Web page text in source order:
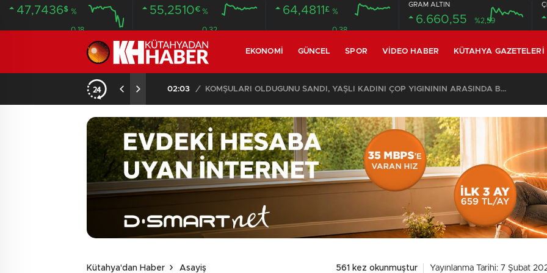
47,7436$ %
0.18
55,2510€ %
0.32
64,4811 £ %
0.38
GRAM ALTIN
6.660,55 %2,59
EKONOMI GÜNCEL SPOR VIDEO HABER KÜTAHYA GAZETELERI
02:03 / KOMŞULARI ÖLDÜĞÜNÜ SANDI, YAŞLI KADINI ÇÖP YIĞINININ ARASINDA BULUNDU
Kütahya'dan Haber Asayiş 561 kez okunmuştur Yayınlanma Tarihi: 7 Şubat